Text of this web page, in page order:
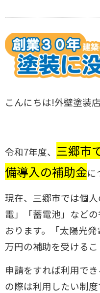
こんにちは!外壁塗装店
令和7年度、 三郷市
備導入の補助金に
現在、三郷市では個
電」「蓄電池」など
おります。「太陽光
万円の補助を受けるこ
申請をすれば利用で
の際は利用したい制度